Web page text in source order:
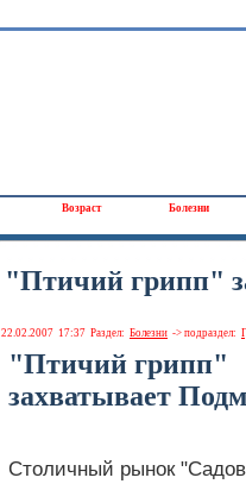
Возраст Болезни
"Птичий грипп"
22.02.2007 17:37 Раздел: Болезни -> подраздел:
"Птичий грипп"
захватывает
Столичный рынок